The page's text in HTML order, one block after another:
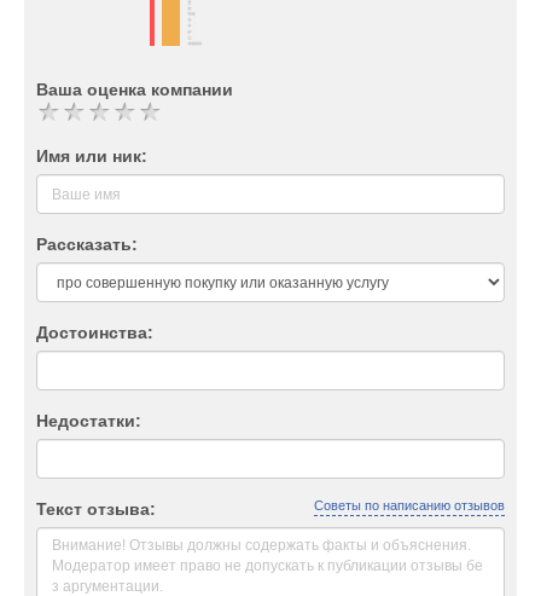
Ваша оценка компании
Имя или ник:
Рассказать:
Достоинства:
Недостатки:
Текст отзыва: Советы по написанию отзывов